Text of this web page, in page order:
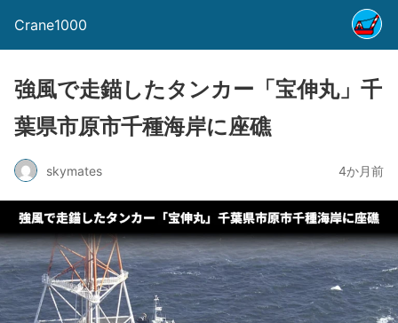
Crane1000
強風で走錨したタンカー「宝伸丸」千
葉県市原市千種海岸に座礁
skymates 4か月前